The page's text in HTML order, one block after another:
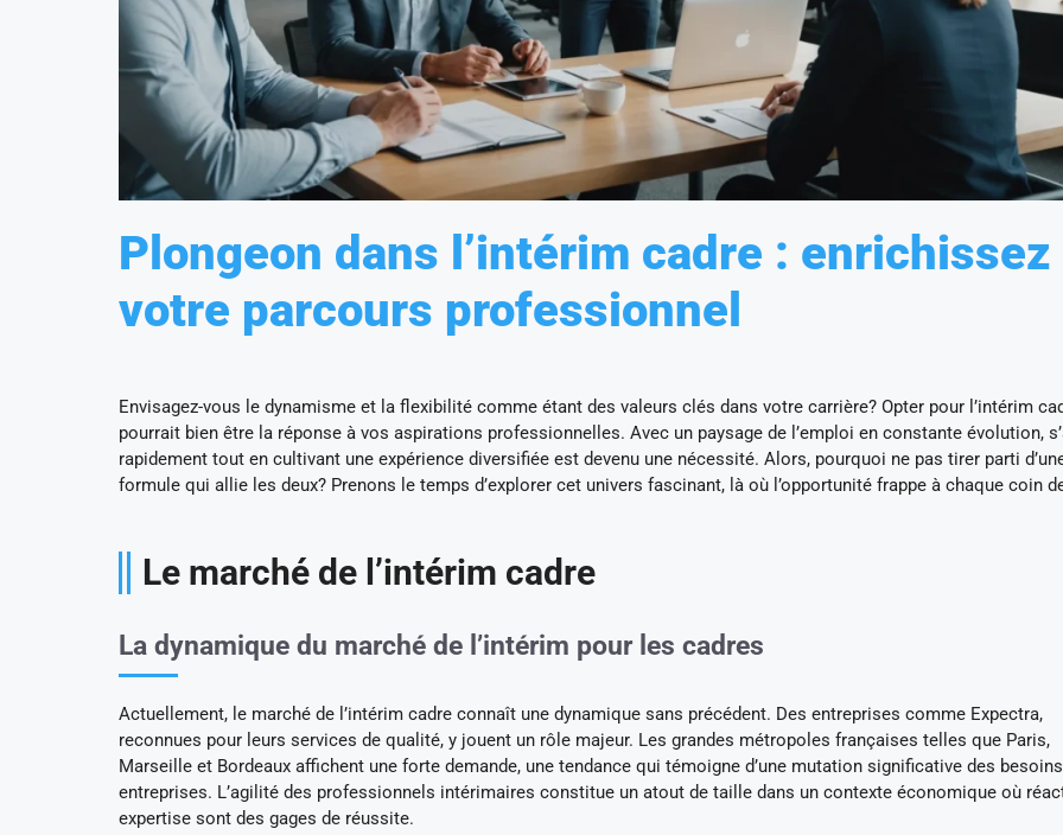
Plongeon dans l’intérim cadre : enrichissez
votre parcours professionnel
Envisagez-vous le dynamisme et la flexibilité comme étant des valeurs clés dans votre carrière? Opter pour l’intérim
pourrait bien être la réponse à vos aspirations professionnelles. Avec un paysage de l’emploi en constante évolution,
rapidement tout en cultivant une expérience diversifiée est devenu une nécessité. Alors, pourquoi ne pas tirer parti
formule qui allie les deux? Prenons le temps d’explorer cet univers fascinant, là où l’opportunité frappe à chaque coin
Le marché de l’intérim cadre
La dynamique du marché de l’intérim pour les cadres
Actuellement, le marché de l’intérim cadre connaît une dynamique sans précédent. Des entreprises comme Expectra,
reconnues pour leurs services de qualité, y jouent un rôle majeur. Les grandes métropoles françaises telles que Paris,
Marseille et Bordeaux affichent une forte demande, une tendance qui témoigne d’une mutation significative des
entreprises. L’agilité des professionnels intérimaires constitue un atout de taille dans un contexte économique où
expertise sont des gages de réussite.